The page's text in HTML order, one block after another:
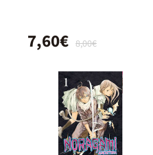
8,00€
7,60€